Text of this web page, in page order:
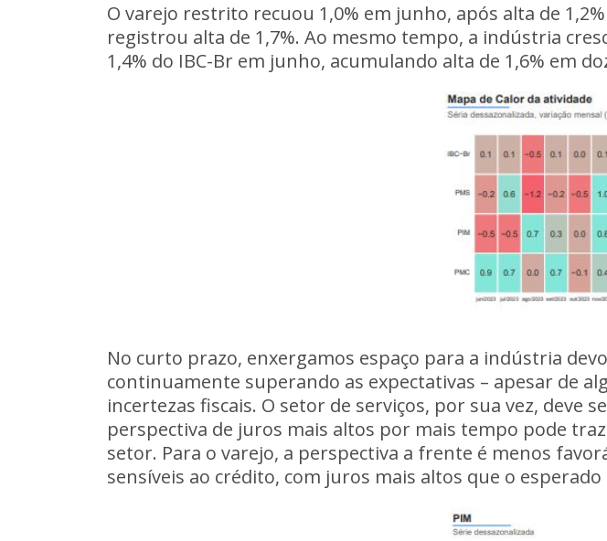
O varejo restrito recuou 1,0% em junho, após alta de
registrou alta de 1,7%. Ao mesmo tempo, a indústria
1,4% do IBC-Br em junho, acumulando alta de 1,6% em
No curto prazo, enxergamos espaço para a indústria
continuamente superando as expectativas – apesar de
incertezas fiscais. O setor de serviços, por sua vez, deve
perspectiva de juros mais altos por mais tempo pode
setor. Para o varejo, a perspectiva a frente é menos
sensíveis ao crédito, com juros mais altos que o